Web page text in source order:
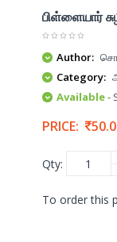
பிள்ளையார்
Author:
Category:
Available-
PRICE:
Qty:
To order this